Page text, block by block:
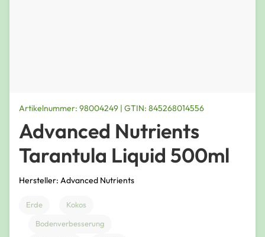
Artikelnummer: 98004249 | GTIN: 845268014556
Advanced Nutrients
Tarantula Liquid 500ml
Hersteller: Advanced Nutrients
Erde
Kokos
Bodenverbesserung